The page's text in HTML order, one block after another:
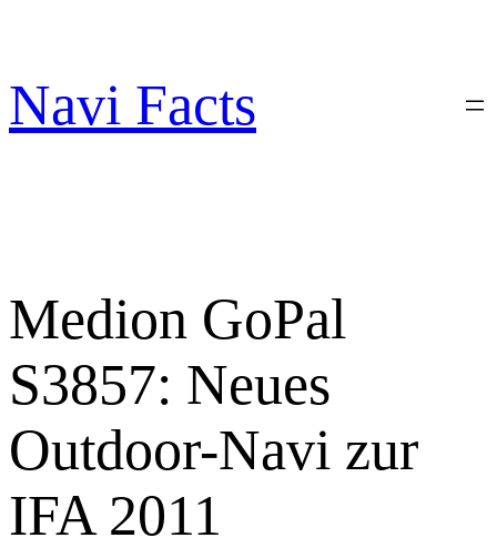
springen
Navi Facts
Medion GoPal
S3857: Neues
Outdoor-Navi zur
IFA 2011